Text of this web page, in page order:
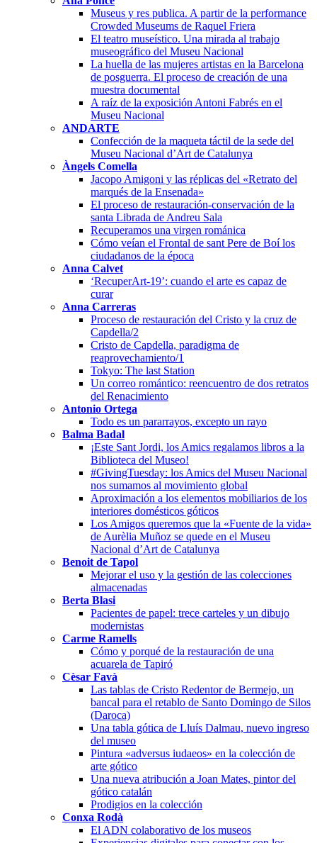
Museus y res publica. A partir de la performance
Crowded Museums de Raquel Friera
El teatro museístico. Una mirada al trabajo
museográfico del Museu Nacional
La huella de las mujeres artistas en la Barcelona
de posguerra. El proceso de creación de una
muestra documental
A raíz de la exposición Antoni Fabrés en el
Museu Nacional
ANDARTE
Confección de la maqueta táctil de la sede del
Museu Nacional d’Art de Catalunya
Àngels Comella
Jacopo Amigoni y las réplicas del «Retrato del
marqués de la Ensenada»
El proceso de restauración-conservación de la
santa Librada de Andreu Sala
Recuperamos una virgen románica
Cómo veían el Frontal de sant Pere de Boí los
ciudadanos de la época
Anna Calvet
‘RecuperArt-19’: cuando el arte es capaz de
curar
Anna Carreras
Proceso de restauración del Cristo y la cruz de
Capdella/2
Cristo de Capdella, paradigma de
reaprovechamiento/1
Tokyo: The last Station
Un correo romántico: reencuentro de dos retratos
del Renacimiento
Antonio Ortega
Todo es un pararrayos, excepto un rayo
Balma Badal
¡Este Sant Jordi, los Amics regalamos libros a la
Biblioteca del Museo!
#GivingTuesday: los Amics del Museu Nacional
nos sumamos al movimiento global
Aproximación a los elementos mobiliarios de los
interiores domésticos góticos
Los Amigos queremos que la «Fuente de la vida»
de Aurèlia Muñoz se quede en el Museu
Nacional d’Art de Catalunya
Benoit de Tapol
Mejorar el uso y la gestión de las colecciones
almacenadas
Berta Blasi
Pacientes de papel: trece carteles y un dibujo
modernistas
Carme Ramells
Cómo y porqué de la restauración de una
acuarela de Tapiró
Cèsar Favà
Las tablas de Cristo Redentor de Bermejo, un
bancal para el retablo de Santo Domingo de Silos
(Daroca)
Una tabla gótica de Lluís Dalmau, nuevo ingreso
del museo
Pintura «adversus iudaeos» en la colección de
arte gótico
Una nueva atribución a Joan Mates, pintor del
gótico catalán
Prodigios en la colección
Conxa Rodà
El ADN colaborativo de los museos